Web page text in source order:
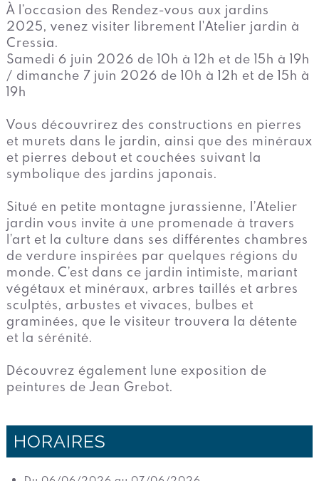
À l’occasion des Rendez-vous aux jardins
2025, venez visiter librement l'Atelier jardin à
Cressia.
Samedi 6 juin 2026 de 10h à 12h et de 15h à 19h
/ dimanche 7 juin 2026 de 10h à 12h et de 15h à
19h
Vous découvrirez des constructions en pierres
et murets dans le jardin, ainsi que des minéraux
et pierres debout et couchées suivant la
symbolique des jardins japonais.
Situé en petite montagne jurassienne, l’Atelier
jardin vous invite à une promenade à travers
l’art et la culture dans ses différentes chambres
de verdure inspirées par quelques régions du
monde. C’est dans ce jardin intimiste, mariant
végétaux et minéraux, arbres taillés et arbres
sculptés, arbustes et vivaces, bulbes et
graminées, que le visiteur trouvera la détente
et la sérénité.
Découvrez également lune exposition de
peintures de Jean Grebot.
HORAIRES